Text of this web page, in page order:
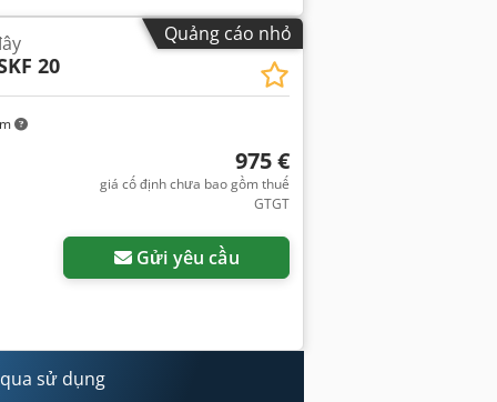
Quảng cáo nhỏ
20
975 €
giá cố định chưa bao gồm thuế
GTGT
Gửi yêu cầu
sử dụng